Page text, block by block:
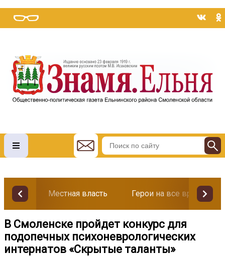
Местная власть Герои на все времена
В Смоленске пройдет конкурс для
подопечных психоневрологических
интернатов «Скрытые таланты»